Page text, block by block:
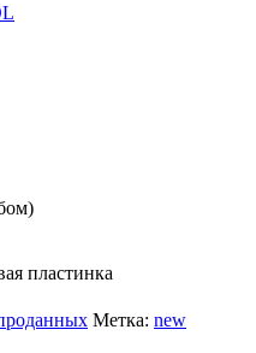
пластинка
Метка: new